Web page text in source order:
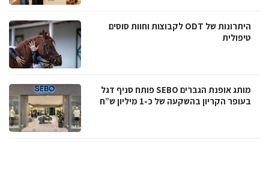
היתרונות של ODT לקבוצות וחוות סוסים
טיפולית
מותג אופנת הגברים SEBO פותח סניף דגל
בעופר הקריון בהשקעה של כ-1 מיליון ש”ח